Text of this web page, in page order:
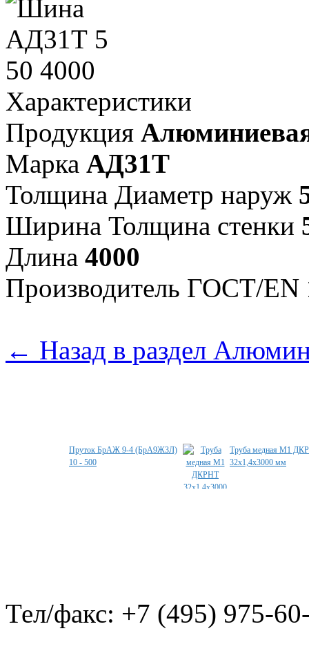
Характеристики
Продукция
Марка АД31Т
Толщина Диаметр наруж
Ширина Толщина стенки
Длина 4000
Произво­дитель ГОСТ/EN
← Назад в раздел
Пруток БрАЖ 9-4 (БрА9Ж3Л)
10 - 500
Труба медная М1
32х1,4х3000 мм
Тел/факс: +7 (495) 975-